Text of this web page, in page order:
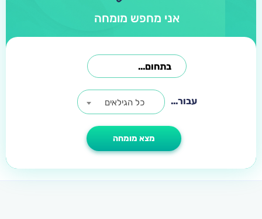
אני מחפש מומחה
עבור... כל הגילאים